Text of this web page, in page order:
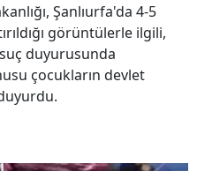
Şanlıurfa'da 4-5
görüntülerle ilgili,
duyurusunda
çocukların devlet